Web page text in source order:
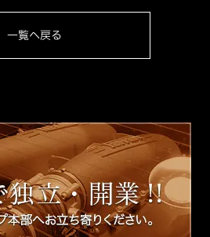
一覧へ戻る